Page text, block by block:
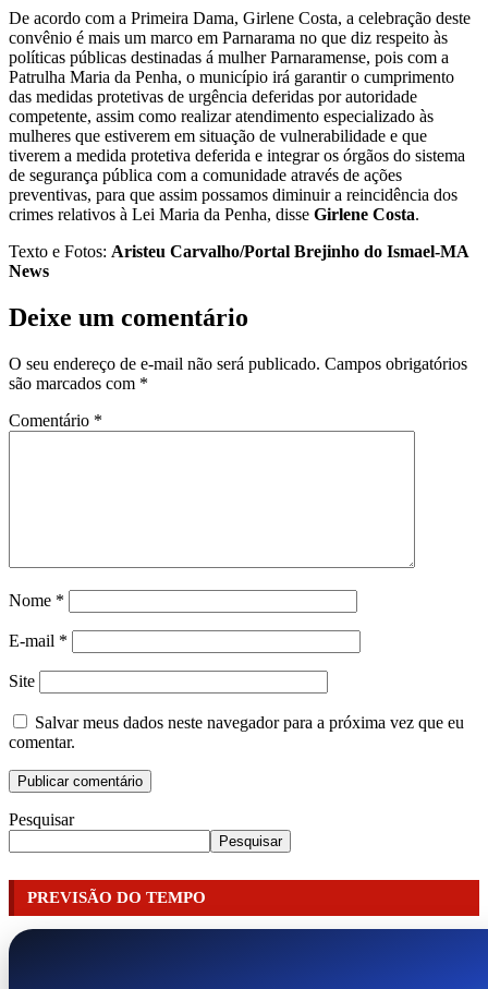
De acordo com a Primeira Dama, Girlene Costa, a celebração deste
convênio é mais um marco em Parnarama no que diz respeito às
políticas públicas destinadas á mulher Parnaramense, pois com a
Patrulha Maria da Penha, o município irá garantir o cumprimento
das medidas protetivas de urgência deferidas por autoridade
competente, assim como realizar atendimento especializado às
mulheres que estiverem em situação de vulnerabilidade e que
tiverem a medida protetiva deferida e integrar os órgãos do sistema
de segurança pública com a comunidade através de ações
preventivas, para que assim possamos diminuir a reincidência dos
crimes relativos à Lei Maria da Penha, disse Girlene Costa.
Texto e Fotos: Aristeu Carvalho/Portal Brejinho do Ismael-MA
News
Deixe um comentário
O seu endereço de e-mail não será publicado. Campos obrigatórios
são marcados com *
Comentário *
Nome *
E-mail *
Site
Salvar meus dados neste navegador para a próxima vez que eu
comentar.
Pesquisar
Pesquisar
PREVISÃO DO TEMPO